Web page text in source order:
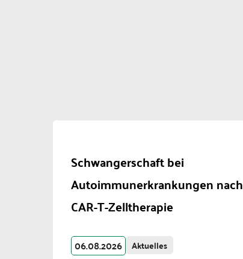
Schwangerschaft bei
Autoimmunerkrankungen nach
CAR-T-Zelltherapie
06.08.2026 Aktuelles